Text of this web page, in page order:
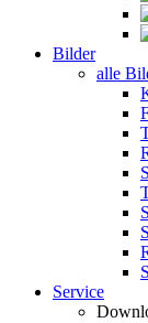
Bilder
alle
Service